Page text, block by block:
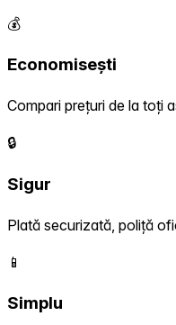
💰
Economisești
Compari prețuri de la toți
🔒
Sigur
Plată securizată, poliță
📱
Simplu